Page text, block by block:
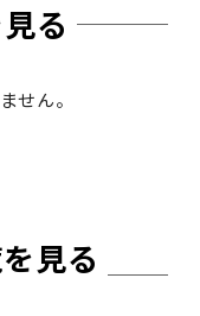
る
せん。
見る